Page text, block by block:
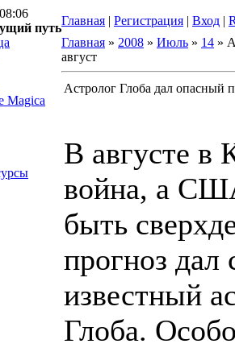
путь
Главная | Регистрация | Вход |
Magica
Главная » 2008 » Июль » 14 »
август
Астролог Глоба дал опасный
В августе в
война, а
быть
прогноз дал
известный
Глоба.